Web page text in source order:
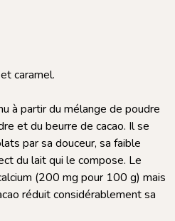
caramel.
à partir du mélange de poudre
et du beurre de cacao. Il se
par sa douceur, sa faible
du lait qui le compose. Le
(200 mg pour 100 g) mais
réduit considérablement sa